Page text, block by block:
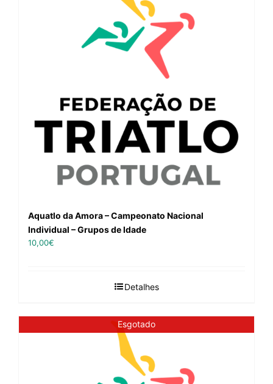
Aquatlo da Amora – Campeonato Nacional
Individual – Grupos de Idade
10,00€
Detalhes
Esgotado